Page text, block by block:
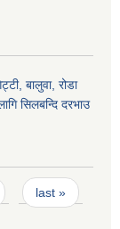
बालुवा, रोडा
सिलबन्दि दरभाउ
last »